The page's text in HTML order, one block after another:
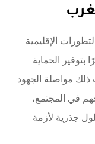
الإقليمية
بتوفير الحماية
مواصلة الجهود
في المجتمع،
جذرية لأزمة